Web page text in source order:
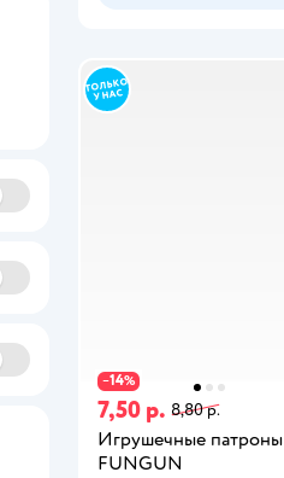
−14%
7,50 р. 8,80 р.
Игрушечные патроны
FUNGUN